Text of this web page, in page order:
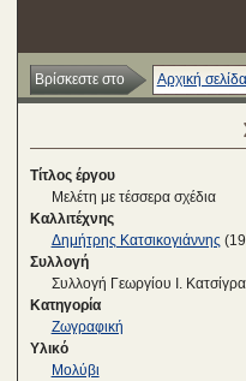
Βρίσκεστε στο Αρχική σελίδα
Τίτλος έργου
Μελέτη με τέσσερα σχέδια
Καλλιτέχνης
Δημήτρης Κατσικογιάννης
Συλλογή
Συλλογή Γεωργίου Ι. Κατσίγρα
Κατηγορία
Ζωγραφική
Υλικό
Μολύβι